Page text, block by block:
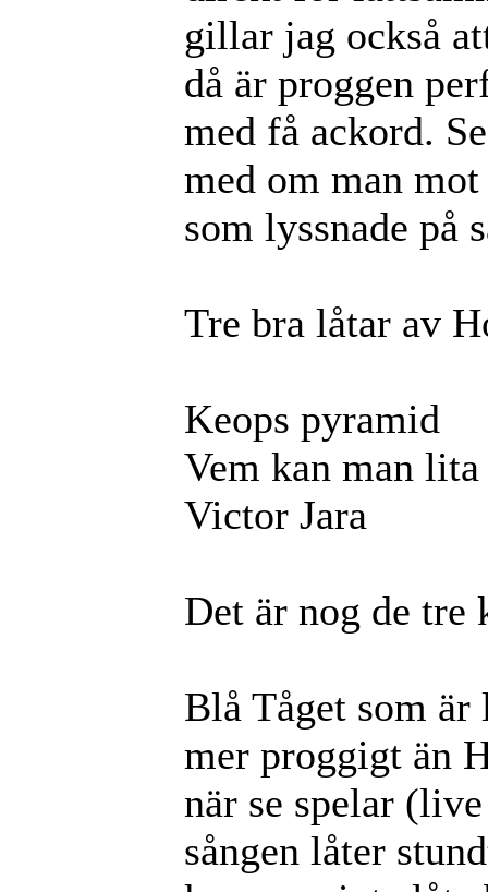
gillar jag också
då är proggen
med få ackord.
med om man
som lyssnade på
Tre bra låtar av
Keops pyramid
Vem kan man lita
Victor Jara
Det är nog de tre
Blå Tåget som är
mer proggigt än
när se spelar
sången låter